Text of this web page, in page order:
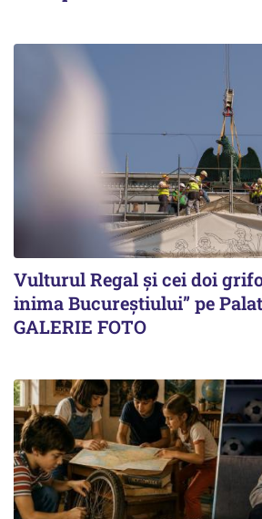
Vulturul Regal și cei doi
inima Bucureștiului” pe
GALERIE FOTO